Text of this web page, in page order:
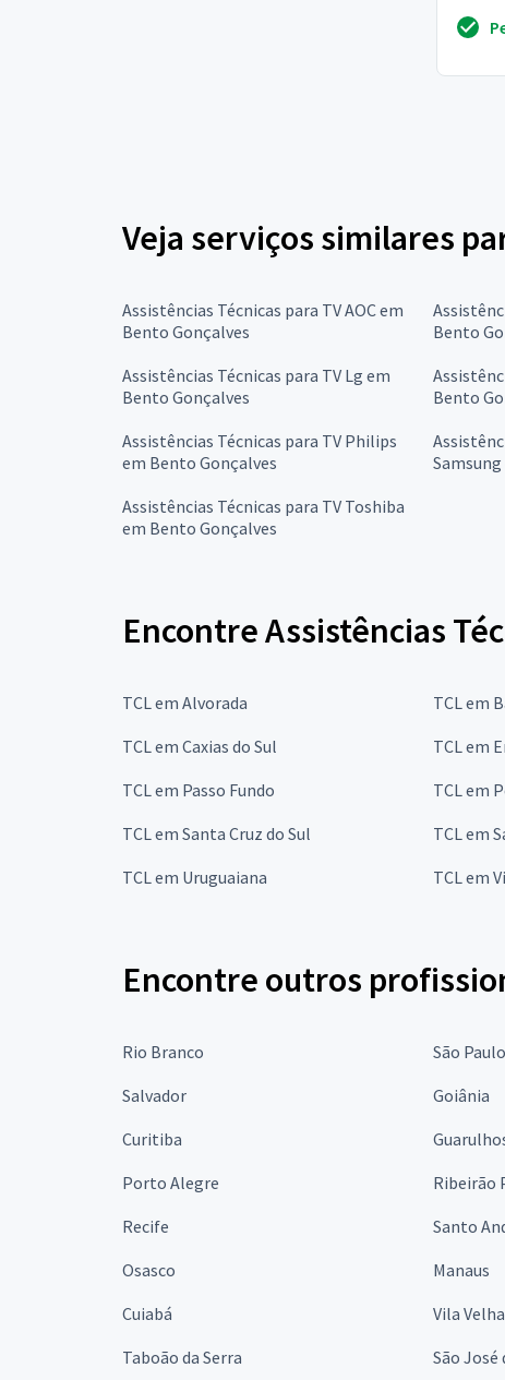
Veja serviços similares
Assistências Técnicas para TV AOC em
Bento Gonçalves
Bento
Assistências Técnicas para TV Lg em
Bento Gonçalves
Bento
Assistências Técnicas para TV Philips
em Bento Gonçalves
Assistências Técnicas para TV Toshiba
em Bento Gonçalves
Encontre Assistências
TCL em Alvorada TCL em
TCL em Caxias do Sul
TCL em
TCL em Passo Fundo
TCL em
TCL em Santa Cruz do Sul
TCL em
TCL em Uruguaiana
TCL em
Encontre outros
Rio Branco São Paulo
Salvador
Goiânia
Curitiba
Porto Alegre
Ribeirão
Recife
Santo
Osasco
Manaus
Cuiabá
Vila Velha
Taboão da Serra
São José